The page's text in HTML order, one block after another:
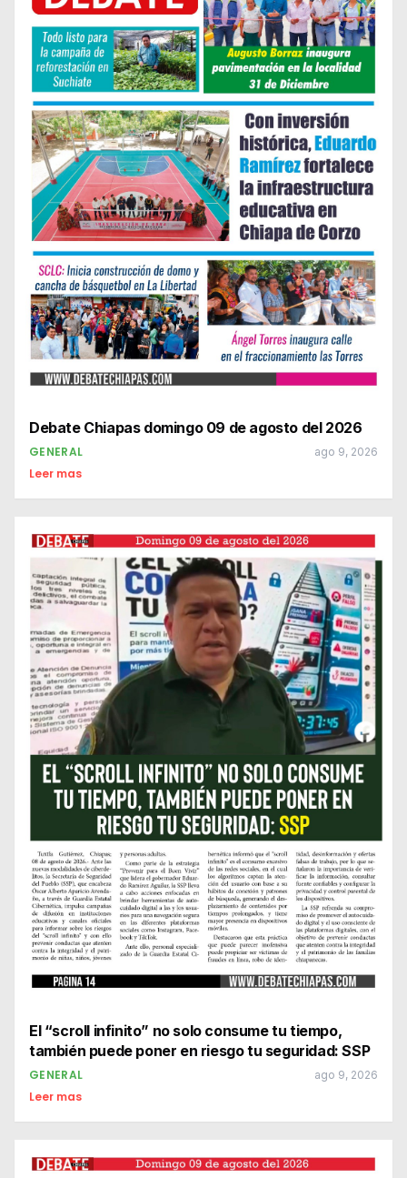
Debate Chiapas domingo 09 de agosto del 2026
GENERAL ago 9, 2026
Leer mas
El “scroll infinito” no solo consume tu tiempo,
también puede poner en riesgo tu seguridad: SSP
GENERAL ago 9, 2026
Leer mas